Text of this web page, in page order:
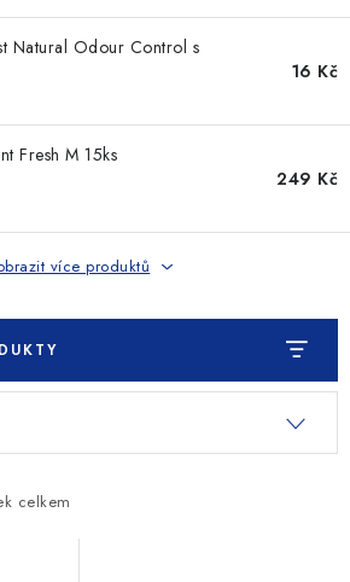
PTÁCI
Obchodní podmínky
údajů
Natural Odour Control s
16 Kč
Fresh M 15ks
249 Kč
více produktů
celkem